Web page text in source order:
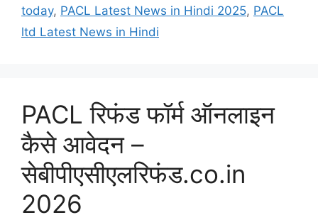
today, PACL Latest News in Hindi 2025, PACL
ltd Latest News in Hindi
PACL रिफंड फॉर्म ऑनलाइन
कैसे आवेदन –
सेबीपीएसीएलरिफंड.co.in
2026